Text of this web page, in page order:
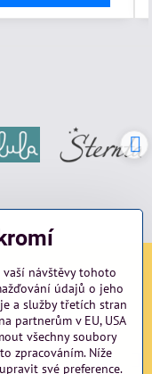
návštěvy tohoto
údajů o jeho
a služby třetích stran
partnerům v EU, USA
všechny soubory
zpracováním. Níže
své preference.